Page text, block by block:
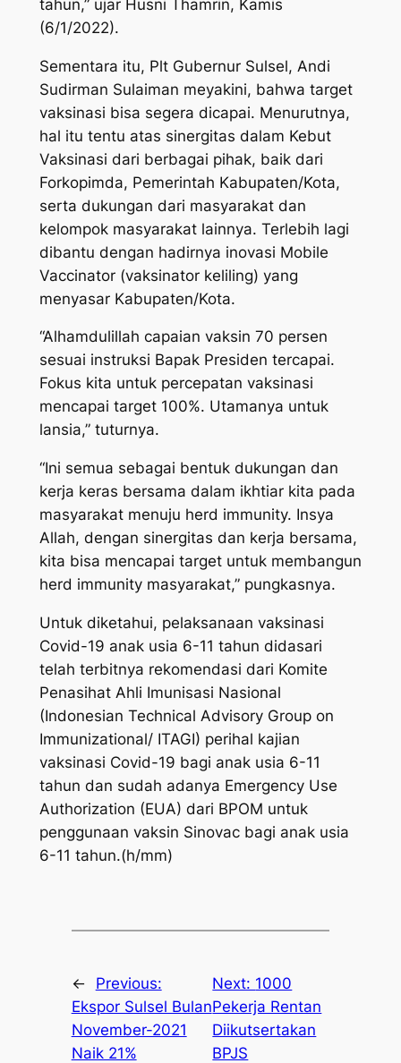
tahun,” ujar Husni Thamrin, Kamis
(6/1/2022).
Sementara itu, Plt Gubernur Sulsel, Andi
Sudirman Sulaiman meyakini, bahwa target
vaksinasi bisa segera dicapai. Menurutnya,
hal itu tentu atas sinergitas dalam Kebut
Vaksinasi dari berbagai pihak, baik dari
Forkopimda, Pemerintah Kabupaten/Kota,
serta dukungan dari masyarakat dan
kelompok masyarakat lainnya. Terlebih lagi
dibantu dengan hadirnya inovasi Mobile
Vaccinator (vaksinator keliling) yang
menyasar Kabupaten/Kota.
“Alhamdulillah capaian vaksin 70 persen
sesuai instruksi Bapak Presiden tercapai.
Fokus kita untuk percepatan vaksinasi
mencapai target 100%. Utamanya untuk
lansia,” tuturnya.
“Ini semua sebagai bentuk dukungan dan
kerja keras bersama dalam ikhtiar kita pada
masyarakat menuju herd immunity. Insya
Allah, dengan sinergitas dan kerja bersama,
kita bisa mencapai target untuk membangun
herd immunity masyarakat,” pungkasnya.
Untuk diketahui, pelaksanaan vaksinasi
Covid-19 anak usia 6-11 tahun didasari
telah terbitnya rekomendasi dari Komite
Penasihat Ahli Imunisasi Nasional
(Indonesian Technical Advisory Group on
Immunizational/ ITAGI) perihal kajian
vaksinasi Covid-19 bagi anak usia 6-11
tahun dan sudah adanya Emergency Use
Authorization (EUA) dari BPOM untuk
penggunaan vaksin Sinovac bagi anak usia
6-11 tahun.(h/mm)
←
Previous:
Ekspor Sulsel Bulan
November-2021
Naik 21%
Next: 1000
Pekerja Rentan
Diikutsertakan
BPJS